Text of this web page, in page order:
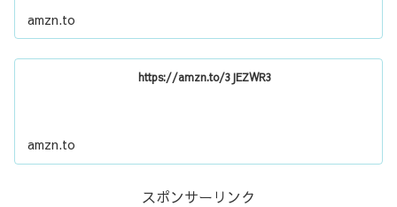
amzn.to
https://amzn.to/3JEZWR3
amzn.to
スポンサーリンク